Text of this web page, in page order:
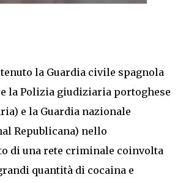
la Guardia civile spagnola
la Polizia giudiziaria portoghese
e la Guardia nazionale
Republicana) nello
di una rete criminale coinvolta
quantità di cocaina e